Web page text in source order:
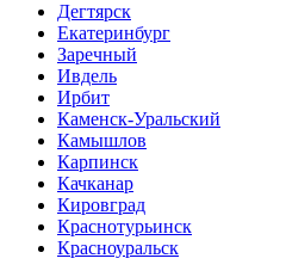
Дегтярск
Екатеринбург
Заречный
Ивдель
Ирбит
Каменск-Уральский
Камышлов
Карпинск
Качканар
Кировград
Краснотурьинск
Красноуральск